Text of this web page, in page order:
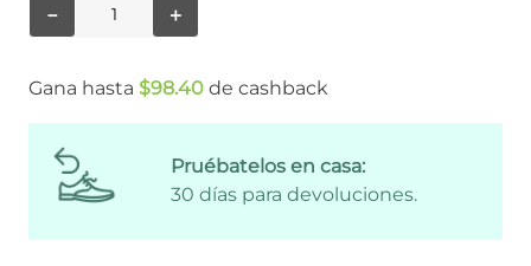
＋
－
Gana hasta $98.40 de cashback
Pruébatelos en casa:
30 días para devoluciones.